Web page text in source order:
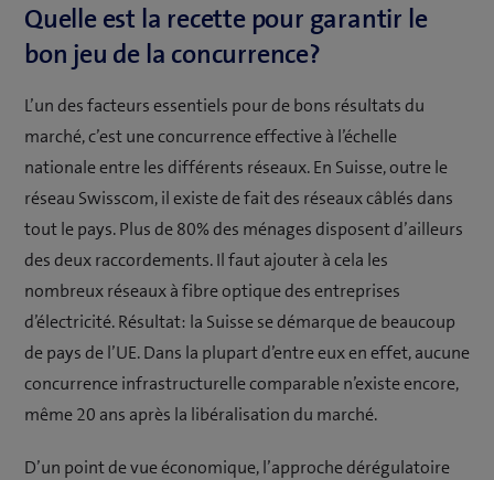
Quelle est la recette pour garantir le
bon jeu de la concurrence?
L’un des facteurs essentiels pour de bons résultats du
marché, c’est une concurrence effective à l’échelle
nationale entre les différents réseaux. En Suisse, outre le
réseau Swisscom, il existe de fait des réseaux câblés dans
tout le pays. Plus de 80% des ménages disposent d’ailleurs
des deux raccordements. Il faut ajouter à cela les
nombreux réseaux à fibre optique des entreprises
d’électricité. Résultat: la Suisse se démarque de beaucoup
de pays de l’UE. Dans la plupart d’entre eux en effet, aucune
concurrence infrastructurelle comparable n’existe encore,
même 20 ans après la libéralisation du marché.
D’un point de vue économique, l’approche dérégulatoire